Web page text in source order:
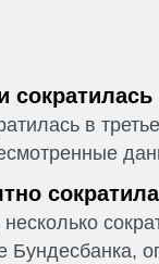
в
Бундесбанка,